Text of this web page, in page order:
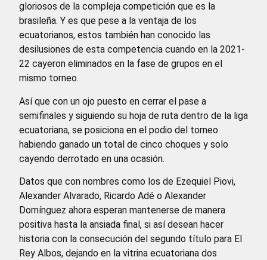
gloriosos de la compleja competición que es la
brasileña. Y es que pese a la ventaja de los
ecuatorianos, estos también han conocido las
desilusiones de esta competencia cuando en la 2021-
22 cayeron eliminados en la fase de grupos en el
mismo torneo.
Así que con un ojo puesto en cerrar el pase a
semifinales y siguiendo su hoja de ruta dentro de la liga
ecuatoriana, se posiciona en el podio del torneo
habiendo ganado un total de cinco choques y solo
cayendo derrotado en una ocasión.
Datos que con nombres como los de Ezequiel Piovi,
Alexander Alvarado, Ricardo Adé o Alexander
Domínguez ahora esperan mantenerse de manera
positiva hasta la ansiada final, si así desean hacer
historia con la consecución del segundo título para El
Rey Albos, dejando en la vitrina ecuatoriana dos